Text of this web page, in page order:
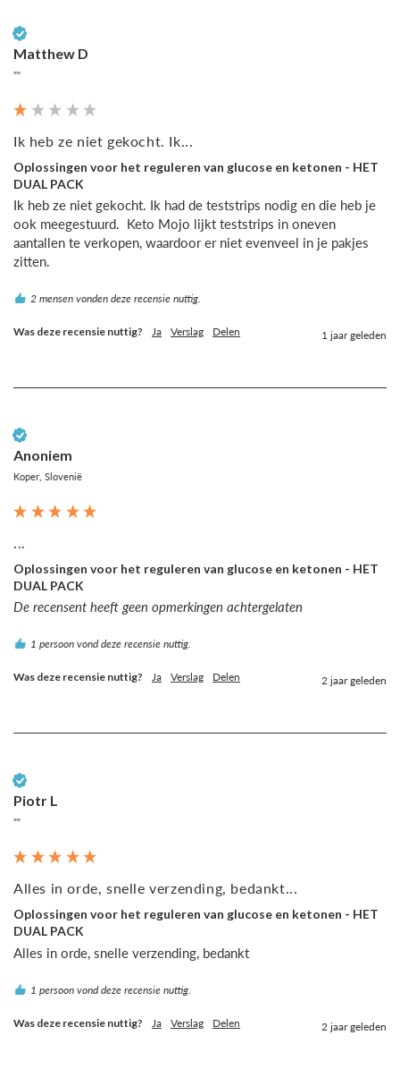
Matthew D
""
Ik heb ze niet gekocht. Ik...
Oplossingen voor het reguleren van glucose en ketonen - HET
DUAL PACK
Ik heb ze niet gekocht. Ik had de teststrips nodig en die heb je
ook meegestuurd.  Keto Mojo lijkt teststrips in oneven
aantallen te verkopen, waardoor er niet evenveel in je pakjes
zitten.
2 mensen vonden deze recensie nuttig.
Was deze recensie nuttig? Ja Verslag Delen 1 jaar geleden
Anoniem
Koper, Slovenië
...
Oplossingen voor het reguleren van glucose en ketonen - HET
DUAL PACK
De recensent heeft geen opmerkingen achtergelaten
1 persoon vond deze recensie nuttig.
Was deze recensie nuttig? Ja Verslag Delen 2 jaar geleden
Piotr L
""
Alles in orde, snelle verzending, bedankt...
Oplossingen voor het reguleren van glucose en ketonen - HET
DUAL PACK
Alles in orde, snelle verzending, bedankt
1 persoon vond deze recensie nuttig.
Was deze recensie nuttig? Ja Verslag Delen 2 jaar geleden